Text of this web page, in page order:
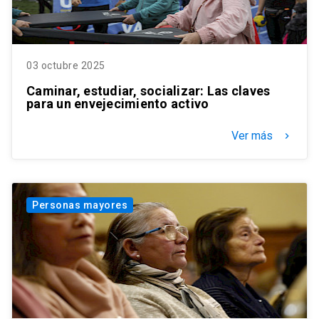
03 octubre 2025
Caminar, estudiar, socializar: Las claves
para un envejecimiento activo
Ver más keyboard_arrow_right
Personas mayores